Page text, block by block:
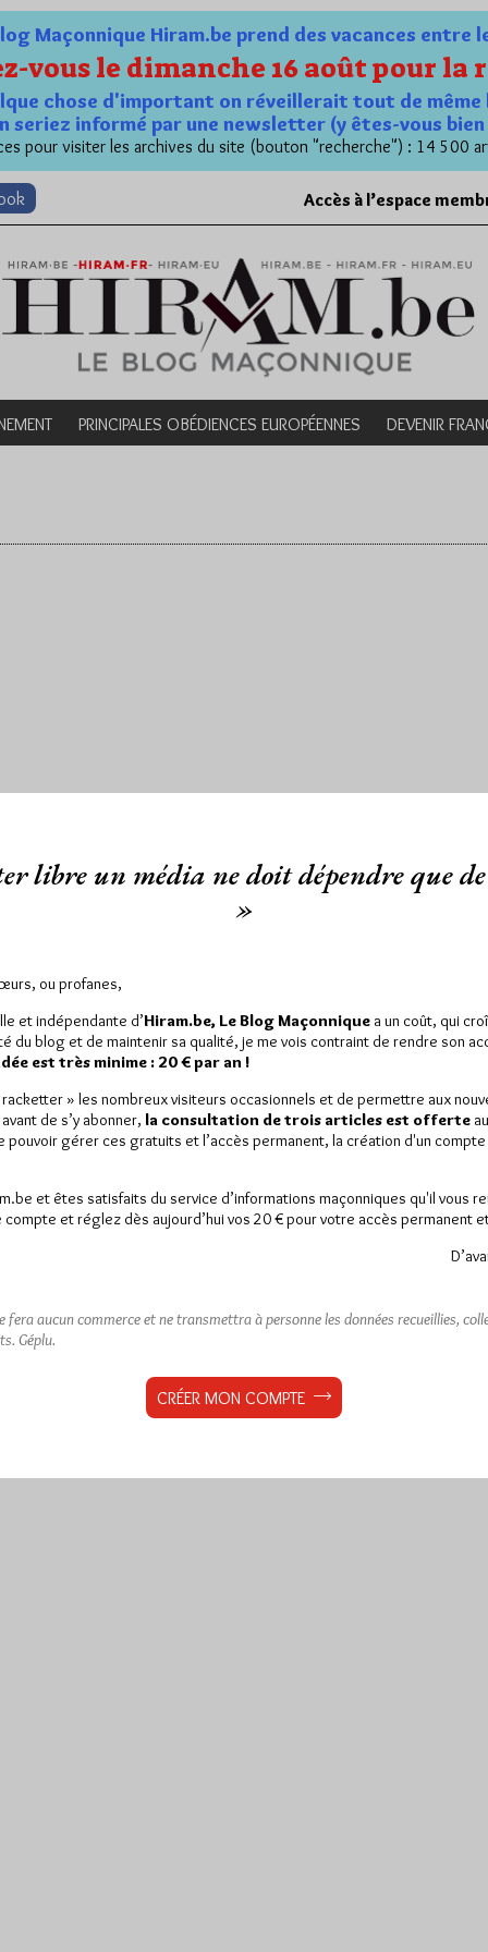
Maçonnique Hiram.be prend des vacances
vous le dimanche 16 août pour la
chose d'important on réveillerait tout de
seriez informé par une newsletter (y êtes-vous bien
pour visiter les archives du site (bouton "recherche") : 14 500
Accès à l’espace
PRINCIPALES OBÉDIENCES EUROPÉENNES DEVENIR
libre un média ne doit dépendre que de
»
ou profanes,
et indépendante d’Hiram.be, Le Blog Maçonnique a un coût, qui
du blog et de maintenir sa qualité, je me vois contraint de rendre son
est très minime : 20 € par an !
racketter » les nombreux visiteurs occasionnels et de permettre aux
de s’y abonner, la consultation de trois articles est offerte
pouvoir gérer ces gratuits et l’accès permanent, la création d'un
et êtes satisfaits du service d’informations maçonniques qu'il vous
et réglez dès aujourd’hui vos 20 € pour votre accès permanent
fera aucun commerce et ne transmettra à personne les données recueillies,
Géplu.
CRÉER MON COMPTE